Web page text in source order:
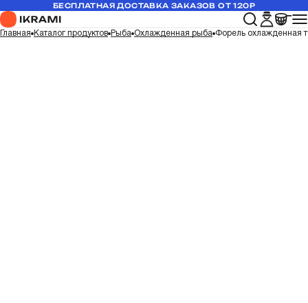
БЕСПЛАТНАЯ ДОСТАВКА ЗАКАЗОВ ОТ 120Р
Главная Каталог продуктов Рыба Охлажденная рыба Форель охлажденная